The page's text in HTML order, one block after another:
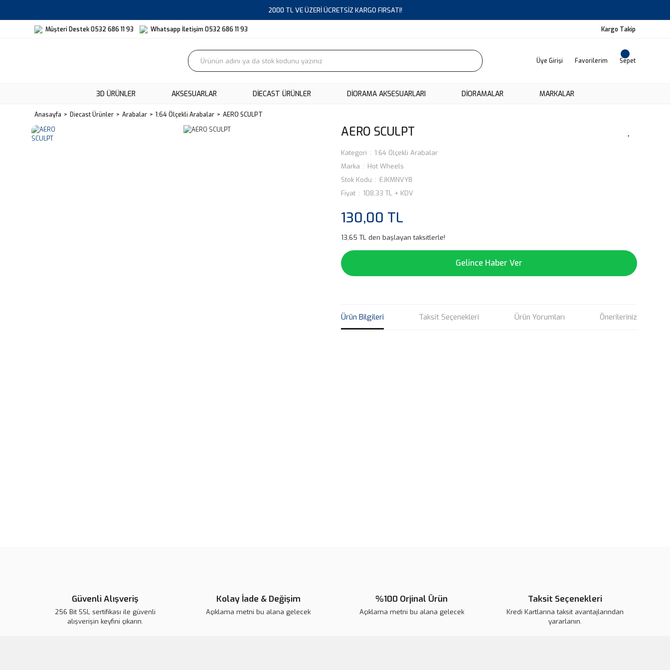
2000 TL VE ÜZERİ ÜCRETSİZ KARGO FIRSATI!
Müşteri Destek 0532 686 11 93 Whatsapp İletişim 0532 686 11 93 Kargo Takip
Üye Girişi Favorilerim Sepet
3D ÜRÜNLER AKSESUARLAR DIECAST ÜRÜNLER DİORAMA AKSESUARLARI DIORAMALAR MARKALAR
Anasayfa Diecast Ürünler Arabalar 1:64 Ölçekli Arabalar AERO SCULPT
AERO SCULPT
Kategori
1:64 Ölçekli Arabalar
Marka
Hot Wheels
Stok Kodu
EJKMNVY8
Fiyat
108,33 TL + KDV
130,00 TL
13,65 TL den başlayan taksitlerle!
Gelince Haber Ver
Ürün Bilgileri Taksit Seçenekleri Ürün Yorumları Önerileriniz
Güvenli Alışveriş
256 Bit SSL sertifikası ile güvenli
alışverişin keyfini çıkarın.
Kolay İade & Değişim
Açıklama metni bu alana gelecek
%100 Orjinal Ürün
Açıklama metni bu alana gelecek
Taksit Seçenekleri
Kredi Kartlarına taksit avantajlarından
yararlanın.